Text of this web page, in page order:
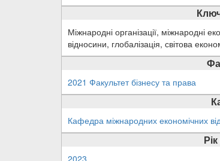
Міжнародні організації, міжнародні
відносини, глобалізація, світова
2021 Факультет бізнесу та права
Кафедра міжнародних економічних
2023